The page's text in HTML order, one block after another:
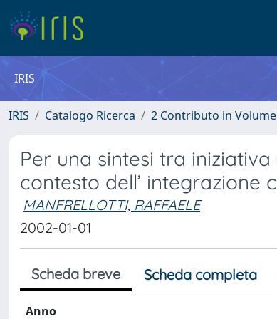
IRIS
IRIS Catalogo Ricerca 2 Contributo in Volume
Per una sintesi tra
contesto dell’ integrazione
MANFRELLOTTI, RAFFAELE
2002-01-01
Scheda breve Scheda completa
Anno